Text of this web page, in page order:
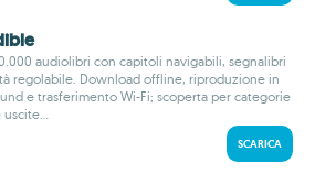
audiolibri con capitoli navigabili, segnalibri
regolabile. Download offline, riproduzione in
e trasferimento Wi-Fi; scoperta per categorie
SCARICA